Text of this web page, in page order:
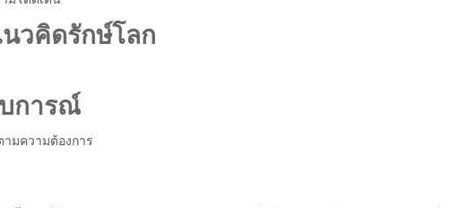
นวคิดรักษ์โลก
บการณ์
มความต้องการ